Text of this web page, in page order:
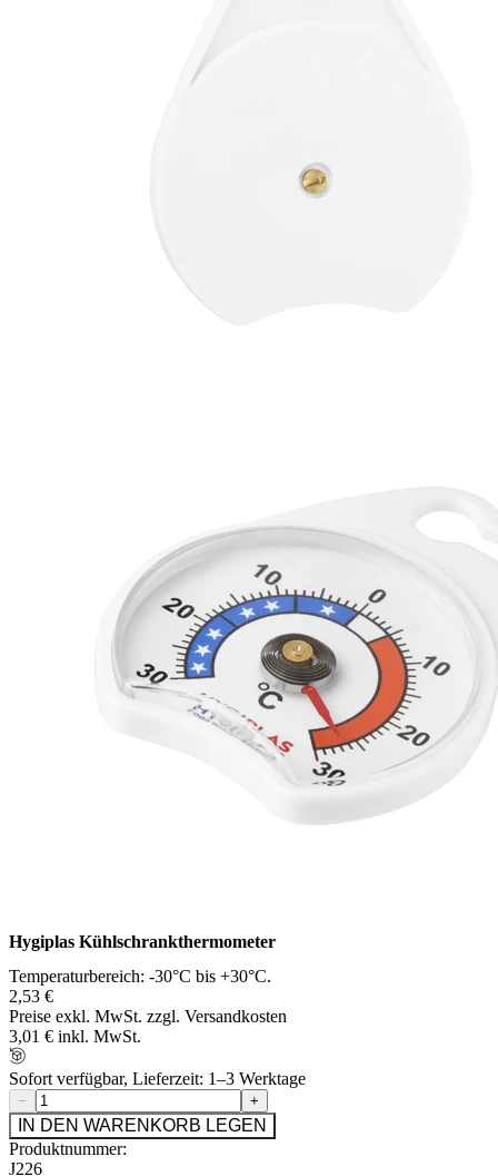
Hygiplas Kühlschrankthermometer
Temperaturbereich: -30°C bis +30°C.
2,53 €
Preise exkl. MwSt. zzgl. Versandkosten
3,01 € inkl. MwSt.
Sofort verfügbar, Lieferzeit: 1–3 Werktage
− +
IN DEN WARENKORB LEGEN
Produktnummer:
J226